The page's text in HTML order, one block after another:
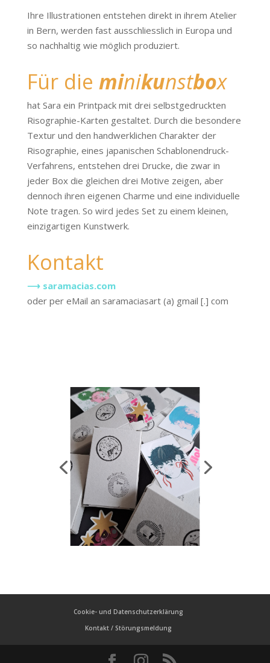
Ihre Illustrationen entstehen direkt in ihrem Atelier
in Bern, werden fast ausschliesslich in Europa und
so nachhaltig wie möglich produziert.
Für die minikunstbox
hat Sara ein Printpack mit drei selbstgedruckten
Risographie-Karten gestaltet. Durch die besondere
Textur und den handwerklichen Charakter der
Risographie, eines japanischen Schablonendruck-
Verfahrens, entstehen drei Drucke, die zwar in
jeder Box die gleichen drei Motive zeigen, aber
dennoch ihren eigenen Charme und eine individuelle
Note tragen. So wird jedes Set zu einem kleinen,
einzigartigen Kunstwerk.
Kontakt
⟶ saramacias.com
oder per eMail an saramaciasart (a) gmail [.] com
Cookie- und Datenschutzerklärung
Kontakt / Störungsmeldung